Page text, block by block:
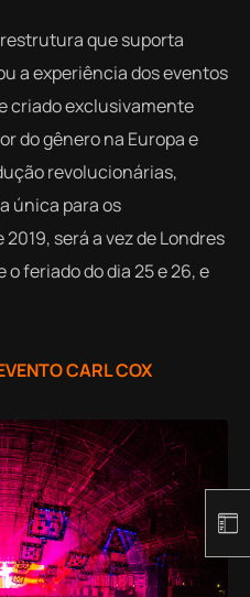
que suporta
a experiência dos eventos
criado exclusivamente
do gênero na Europa e
revolucionárias,
única para os
será a vez de Londres
feriado do dia 25 e 26, e
CARL COX